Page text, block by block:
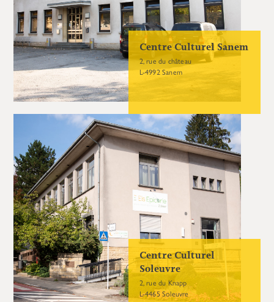
Centre Culturel Sanem
2, rue du château
L-4992 Sanem
Centre Culturel
Soleuvre
2, rue du Knapp
L-4465 Soleuvre